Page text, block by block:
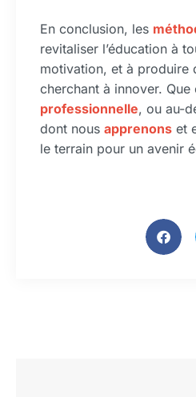
En conclusion, les
revitaliser l’éducation à
motivation, et à produire
cherchant à innover.
professionnelle, ou au-
dont nous apprenons et
le terrain pour un avenir